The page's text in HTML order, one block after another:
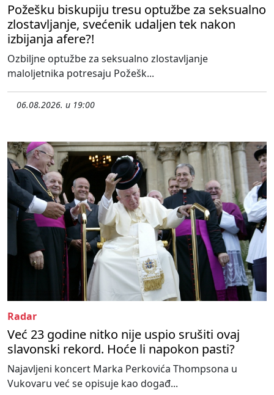
Požešku biskupiju tresu optužbe za seksualno
zlostavljanje, svećenik udaljen tek nakon
izbijanja afere?!
Ozbiljne optužbe za seksualno zlostavljanje
maloljetnika potresaju Požešk...
06.08.2026. u 19:00
Radar
Već 23 godine nitko nije uspio srušiti ovaj
slavonski rekord. Hoće li napokon pasti?
Najavljeni koncert Marka Perkovića Thompsona u
Vukovaru već se opisuje kao događ...